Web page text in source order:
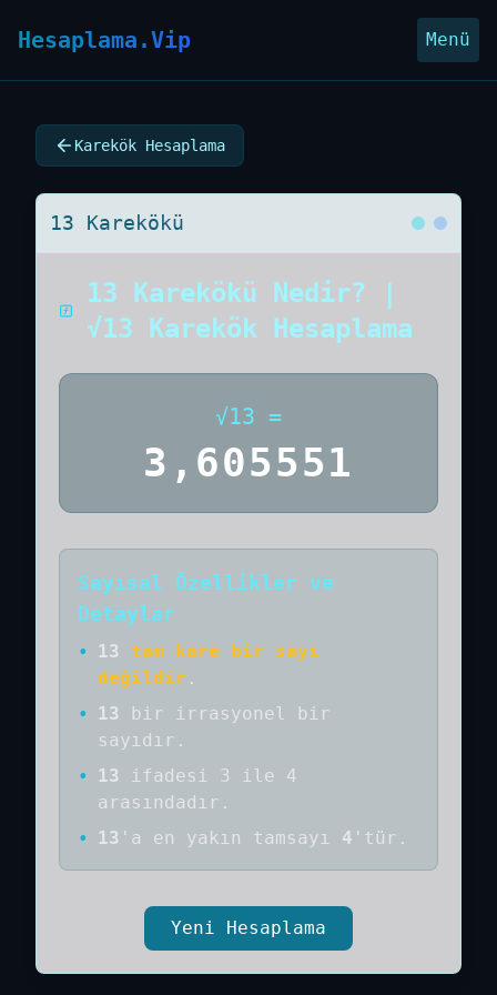
Hesaplama.Vip Menü
Karekök Hesaplama
13 Karekökü
13 Karekökü Nedir? |
√13 Karekök Hesaplama
√13 =
3,605551
Sayısal Özellikler ve
Detaylar
• 13
tam kare bir sayı
değildir .
•
13 bir
irrasyonel bir
sayıdır .
•
13
ifadesi 3 ile 4
arasındadır.
•
13 'a en yakın tamsayı 4 'tür.
Yeni Hesaplama